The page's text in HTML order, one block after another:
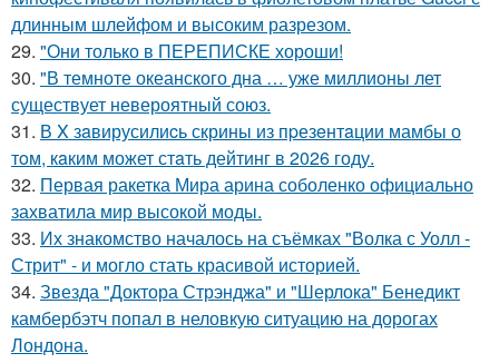
длинным шлейфом и высоким разрезом.
29. "Они только в ПЕРЕПИСКЕ хороши!
30. "В темноте океанского дна … уже миллионы лет
существует невероятный союз.
31. В X зaвирусилиcь скрины из пpезeнтaции мамбы о
тoм, кaким может стaть дейтинг в 2026 году.
32. Первая ракетка Мира арина соболенко официально
захватила мир высокой моды.
33. Их знакомство началось на съёмках "Волка с Уолл -
Стрит" - и могло стать красивой историей.
34. Звезда "Доктора Стрэнджа" и "Шерлока" Бенедикт
камбербэтч попал в неловкую ситуацию на дорогах
Лондона.